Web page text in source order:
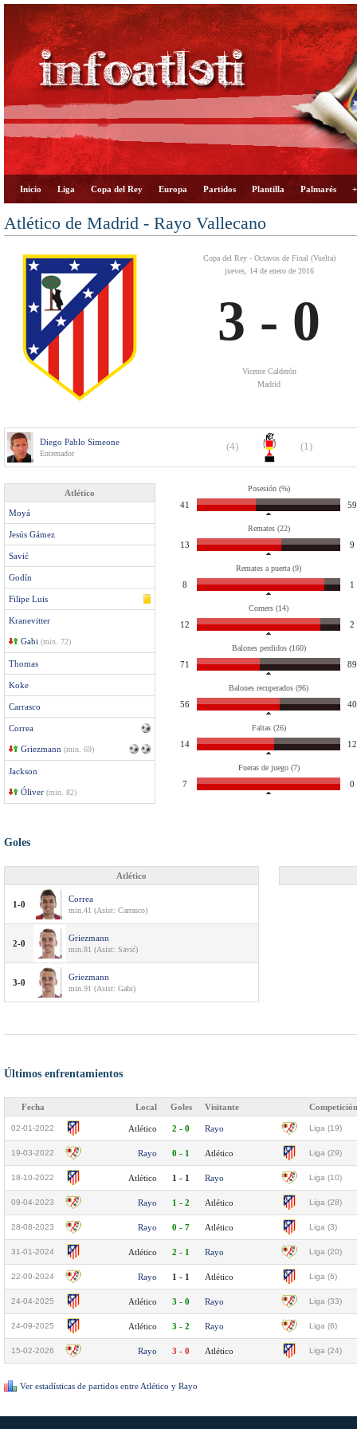
Inicio Liga Copa del Rey Europa Partidos Plantilla Palmarés
Atlético de Madrid - Rayo Vallecano
Copa del Rey - Octavos de Final (Vuelta)
jueves, 14 de enero de 2016
3 - 0
Vicente Calderón
Madrid
Diego Pablo Simeone
Entrenador
(4) (1)
Atlético
Moyá
Jesús Gámez
Savić
Godín
Filipe Luis
Kranevitter
Gabi (min. 72)
Thomas
Koke
Carrasco
Correa
Griezmann (min. 69)
Jackson
Óliver (min. 82)
Posesión (%)
41 59
Remates (22)
13 9
Remates a puerta (9)
8 1
Corners (14)
12 2
Balones perdidos (160)
71 89
Balones recuperados (96)
56 40
Faltas (26)
14 12
Fueras de juego (7)
7 0
Goles
Atlético
1-0
Correa
min.41 (Asist: Carrasco)
2-0
Griezmann
min.81 (Asist: Savić)
3-0
Griezmann
min.91 (Asist: Gabi)
Últimos enfrentamientos
Fecha Local Goles Visitante Competición
02-01-2022 Atlético 2 - 0 Rayo Liga (19)
19-03-2022 Rayo 0 - 1 Atlético Liga (29)
18-10-2022 Atlético 1 - 1 Rayo Liga (10)
09-04-2023 Rayo 1 - 2 Atlético Liga (28)
28-08-2023 Rayo 0 - 7 Atlético Liga (3)
31-01-2024 Atlético 2 - 1 Rayo Liga (20)
22-09-2024 Rayo 1 - 1 Atlético Liga (6)
24-04-2025 Atlético 3 - 0 Rayo Liga (33)
24-09-2025 Atlético 3 - 2 Rayo Liga (6)
15-02-2026 Rayo 3 - 0 Atlético Liga (24)
Ver estadísticas de partidos entre Atlético y Rayo